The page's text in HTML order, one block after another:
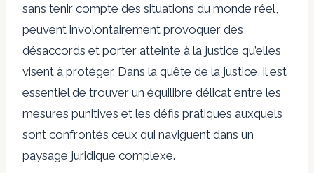
sans tenir compte des situations du monde réel,
peuvent involontairement provoquer des
désaccords et porter atteinte à la justice qu’elles
visent à protéger. Dans la quête de la justice, il est
essentiel de trouver un équilibre délicat entre les
mesures punitives et les défis pratiques auxquels
sont confrontés ceux qui naviguent dans un
paysage juridique complexe.